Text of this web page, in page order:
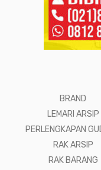
BRAND
LEMARI ARSIP
PERLENGKAPAN
RAK ARSIP
RAK BARANG